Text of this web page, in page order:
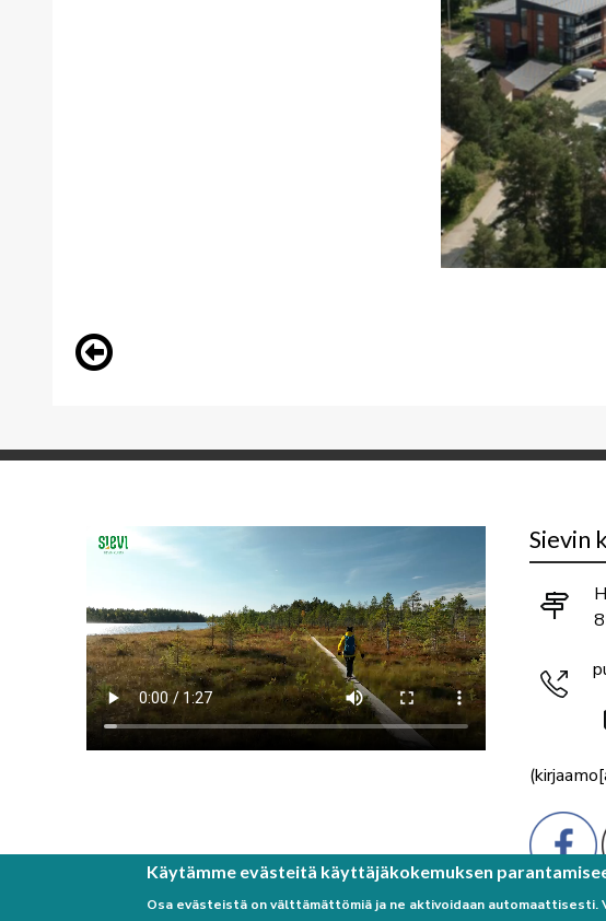
Sievin
Käytämme evästeitä käyttäjäkokemuksen
Osa evästeistä on välttämättömiä ja ne aktivoidaan automaattisesti.